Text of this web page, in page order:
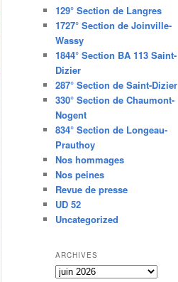
129° Section de Langres
1727° Section de Joinville-
Wassy
1844° Section BA 113 Saint-
Dizier
287° Section de Saint-Dizier
330° Section de Chaumont-
Nogent
834° Section de Longeau-
Prauthoy
Nos hommages
Nos peines
Revue de presse
UD 52
Uncategorized
ARCHIVES
Archives